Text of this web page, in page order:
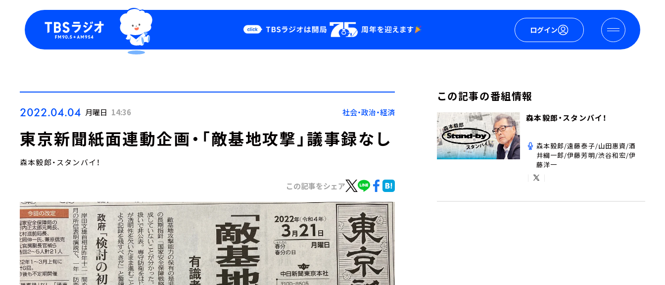
ログイン
Podcast
YouTube
会社情報
2022.04.04 月曜日 14:36 社会・政治・経済
東京新聞紙面連動企画・「敵基地攻撃」議事録なし
森本毅郎・スタンバイ！
この記事をシェア
この記事の番組情報
森本毅郎・スタンバイ！
森本毅郎/遠藤泰子/山田惠資/酒
井綱一郎/伊藤芳明/渋谷和宏/伊
藤洋一